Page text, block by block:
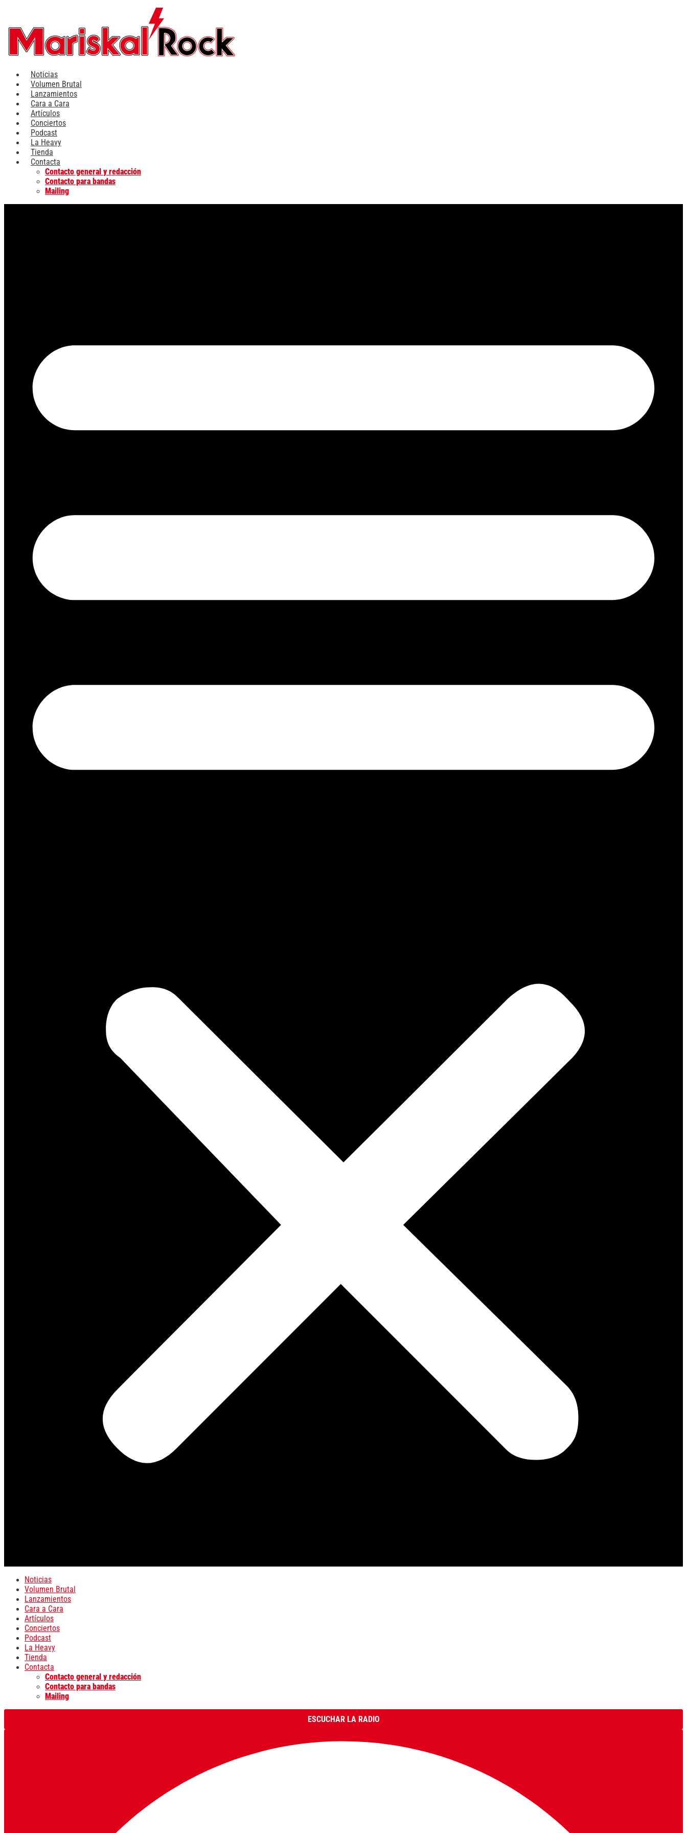
contenido
Noticias
Volumen Brutal
Lanzamientos
Cara a Cara
Artículos
Conciertos
Podcast
La Heavy
Tienda
Contacta
Contacto general y redacción
Contacto para bandas
Mailing
Noticias
Volumen Brutal
Lanzamientos
Cara a Cara
Artículos
Conciertos
Podcast
La Heavy
Tienda
Contacta
Contacto general y redacción
Contacto para bandas
Mailing
ESCUCHAR LA RADIO